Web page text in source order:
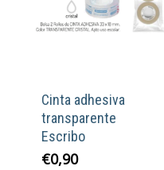
Cinta adhesiva
transparente
Escribo
€0,90